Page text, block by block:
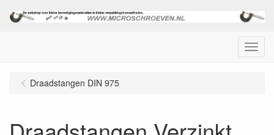
Menu
Draadstangen DIN 975